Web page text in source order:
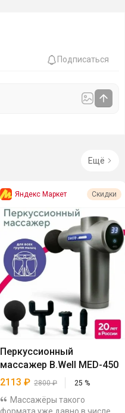
Подписаться
Ещё
Яндекс Маркет Скидки
Перкуссионный
массажер B.Well MED-450
2113 ₽ 2800₽ 25 %
Массажёры такого